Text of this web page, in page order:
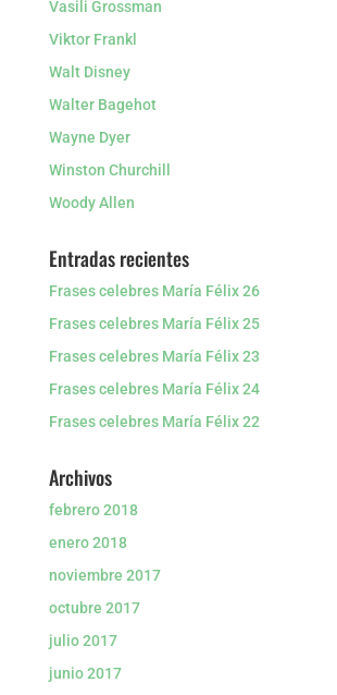
Vasili Grossman
Viktor Frankl
Walt Disney
Walter Bagehot
Wayne Dyer
Winston Churchill
Woody Allen
Entradas recientes
Frases celebres María Félix 26
Frases celebres María Félix 25
Frases celebres María Félix 23
Frases celebres María Félix 24
Frases celebres María Félix 22
Archivos
febrero 2018
enero 2018
noviembre 2017
octubre 2017
julio 2017
junio 2017